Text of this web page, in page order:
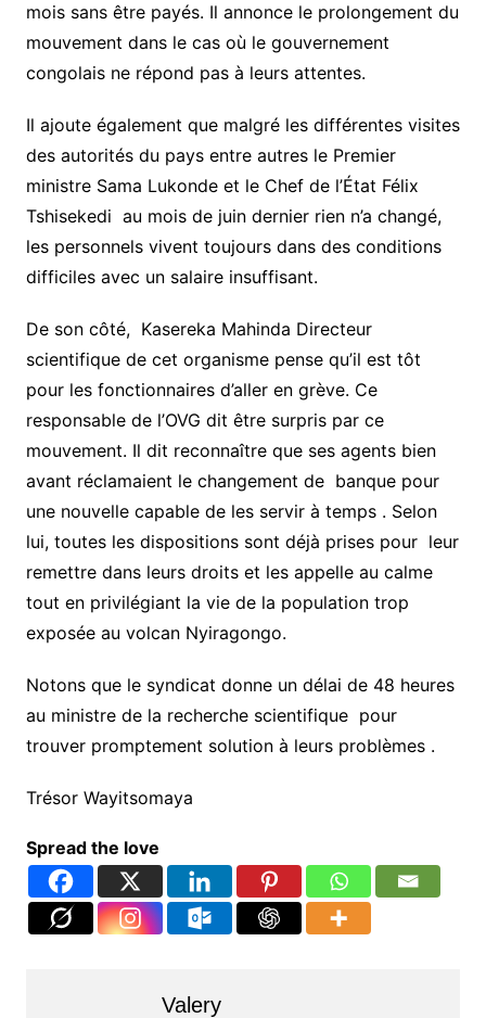
mois sans être payés. Il annonce le prolongement du
mouvement dans le cas où le gouvernement
congolais ne répond pas à leurs attentes.
Il ajoute également que malgré les différentes visites
des autorités du pays entre autres le Premier
ministre Sama Lukonde et le Chef de l’État Félix
Tshisekedi au mois de juin dernier rien n’a changé,
les personnels vivent toujours dans des conditions
difficiles avec un salaire insuffisant.
De son côté, Kasereka Mahinda Directeur
scientifique de cet organisme pense qu’il est tôt
pour les fonctionnaires d’aller en grève. Ce
responsable de l’OVG dit être surpris par ce
mouvement. Il dit reconnaître que ses agents bien
avant réclamaient le changement de banque pour
une nouvelle capable de les servir à temps . Selon
lui, toutes les dispositions sont déjà prises pour leur
remettre dans leurs droits et les appelle au calme
tout en privilégiant la vie de la population trop
exposée au volcan Nyiragongo.
Notons que le syndicat donne un délai de 48 heures
au ministre de la recherche scientifique pour
trouver promptement solution à leurs problèmes .
Trésor Wayitsomaya
Spread the love
Valery